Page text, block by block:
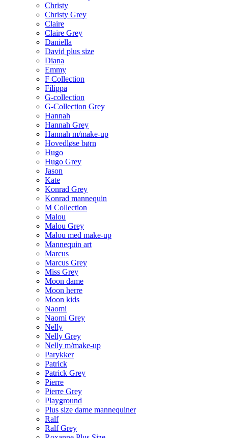
Christy
Christy Grey
Claire
Claire Grey
Daniella
David plus size
Diana
Emmy
F Collection
Filippa
G-collection
G-Collection Grey
Hannah
Hannah Grey
Hannah m/make-up
Hovedløse børn
Hugo
Hugo Grey
Jason
Kate
Konrad Grey
Konrad mannequin
M Collection
Malou
Malou Grey
Malou med make-up
Mannequin art
Marcus
Marcus Grey
Miss Grey
Moon dame
Moon herre
Moon kids
Naomi
Naomi Grey
Nelly
Nelly Grey
Nelly m/make-up
Parykker
Patrick
Patrick Grey
Pierre
Pierre Grey
Playground
Plus size dame mannequiner
Ralf
Ralf Grey